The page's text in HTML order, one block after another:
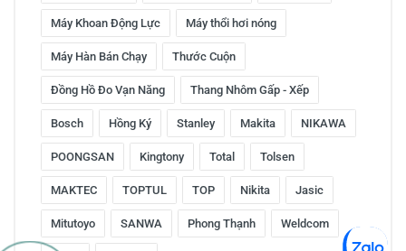
Máy Khoan Động Lực Máy thổi hơi nóng
Máy Hàn Bán Chạy Thước Cuộn
Đồng Hồ Đo Vạn Năng Thang Nhôm Gấp - Xếp
Bosch Hồng Ký Stanley Makita NIKAWA
POONGSAN Kingtony Total Tolsen
MAKTEC TOPTUL TOP Nikita Jasic
Mitutoyo SANWA Phong Thạnh Weldcom